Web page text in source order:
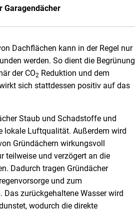
Garagendächer
Dachflächen kann in der Regel nur
werden. So dient die Begrünung
der CO2 Reduktion und dem
sich stattdessen positiv auf das
Staub und Schadstoffe und
lokale Luftqualität. Außerdem wird
Gründächern wirkungsvoll
teilweise und verzögert an die
Dadurch tragen Gründächer
und zum
Das zurückgehaltene Wasser wird
wodurch die direkte